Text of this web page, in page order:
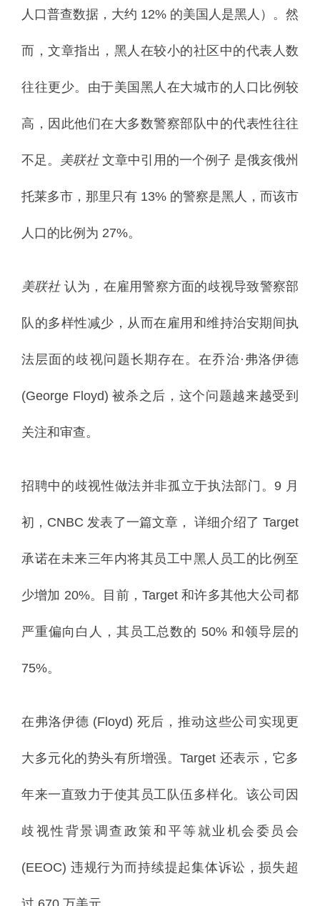
人口普查数据，大约 12% 的美国人是黑人）。 然
而，文章指出，黑人在较小的社区中的代表人数
往往更少。 由于美国黑人在大城市的人口比例较
高，因此他们在大多数警察部队中的代表性往往
不足。 美联社 文章中引用的一个例子 是俄亥俄州
托莱多市，那里只有 13% 的警察是黑人，而该市
人口的比例为 27%。
美联社认为，在雇用警察方面的歧视导致警察部
队的多样性减少，从而在雇用和维持治安期间执
法层面的歧视问题长期存在。在乔治·弗洛伊德
(George Floyd) 被杀之后，这个问题越来越受到
关注和审查。
招聘中的歧视性做法并非孤立于执法部门。 9 月
初，CNBC发表了一篇文章， 详细介绍了 Target
承诺在未来三年内将其员工中黑人员工的比例至
少增加 20%。 目前，Target 和许多其他大公司都
严重偏向白人，其员工总数的 50% 和领导层的
75%。
在弗洛伊德 (Floyd) 死后，推动这些公司实现更
大多元化的势头有所增强。Target 还表示，它多
年来一直致力于使其员工队伍多样化。该公司因
歧视性背景调查政策和平等就业机会委员会
(EEOC) 违规行为而持续提起集体诉讼，损失超